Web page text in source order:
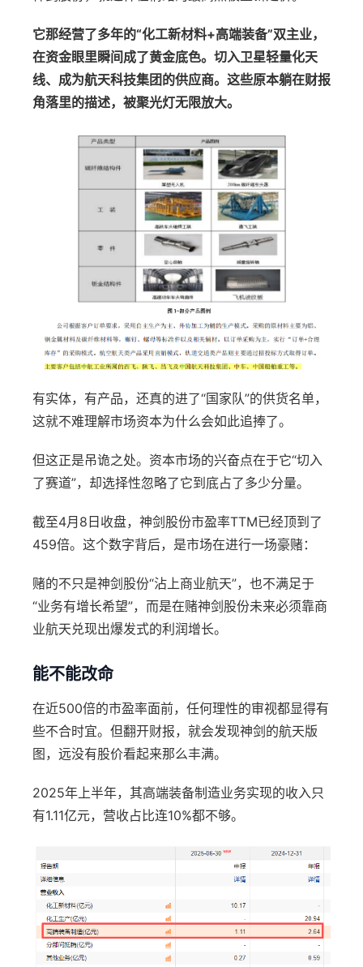
它那经营了多年的“化工新材料+高端装备”双主业，
在资金眼里瞬间成了黄金底色。切入卫星轻量化天
线、成为航天科技集团的供应商。这些原本躺在财报
角落里的描述，被聚光灯无限放大。
有实体，有产品，还真的进了“国家队”的供货名单，
这就不难理解市场资本为什么会如此追捧了。
但这正是吊诡之处。资本市场的兴奋点在于它“切入
了赛道”，却选择性忽略了它到底占了多少分量。
截至4月8日收盘，神剑股份市盈率TTM已经顶到了
459倍。这个数字背后，是市场在进行一场豪赌：
赌的不只是神剑股份“沾上商业航天”，也不满足于
“业务有增长希望”，而是在赌神剑股份未来必须靠商
业航天兑现出爆发式的利润增长。
能不能改命
在近500倍的市盈率面前，任何理性的审视都显得有
些不合时宜。但翻开财报，就会发现神剑的航天版
图，远没有股价看起来那么丰满。
2025年上半年，其高端装备制造业务实现的收入只
有1.11亿元，营收占比连10%都不够。